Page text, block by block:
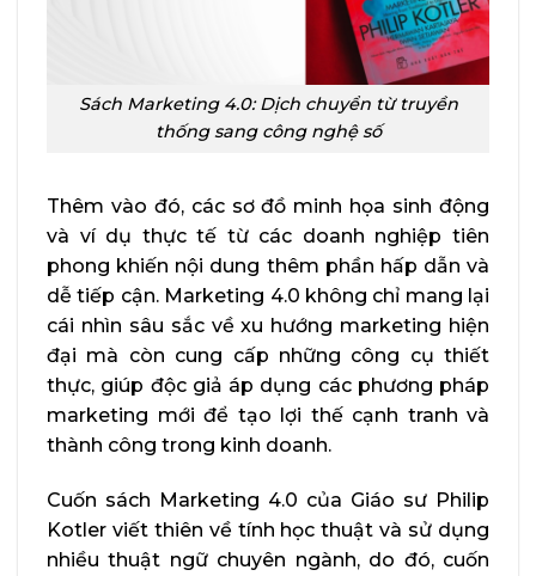
Sách Marketing 4.0: Dịch chuyển từ truyền
thống sang công nghệ số
Thêm vào đó, các sơ đồ minh họa sinh động
và ví dụ thực tế từ các doanh nghiệp tiên
phong khiến nội dung thêm phần hấp dẫn và
dễ tiếp cận. Marketing 4.0 không chỉ mang lại
cái nhìn sâu sắc về xu hướng marketing hiện
đại mà còn cung cấp những công cụ thiết
thực, giúp độc giả áp dụng các phương pháp
marketing mới để tạo lợi thế cạnh tranh và
thành công trong kinh doanh.
Cuốn sách Marketing 4.0 của Giáo sư Philip
Kotler viết thiên về tính học thuật và sử dụng
nhiều thuật ngữ chuyên ngành, do đó, cuốn